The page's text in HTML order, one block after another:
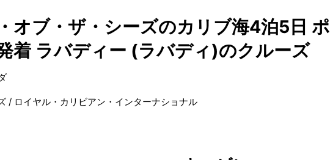
オブ・ザ・シーズのカリブ海4泊5日 ポ
着 ラバディー (ラバディ)のクルーズ
/ ロイヤル・カリビアン・インターナショナル